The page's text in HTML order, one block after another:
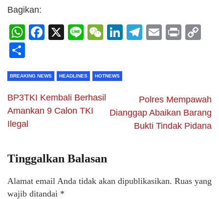
Bagikan:
WhatsApp
Facebook
X LineWeChat
LinkedIn
Telegram
Email
Print
BREAKING NEWS HEADLINES HOTNEWS
BP3TKI Kembali Berhasil
Amankan 9 Calon TKI
Ilegal
Polres Mempawah
Dianggap Abaikan Barang
Bukti Tindak Pidana
Tinggalkan Balasan
Alamat email Anda tidak akan dipublikasikan. Ruas yang
wajib ditandai *